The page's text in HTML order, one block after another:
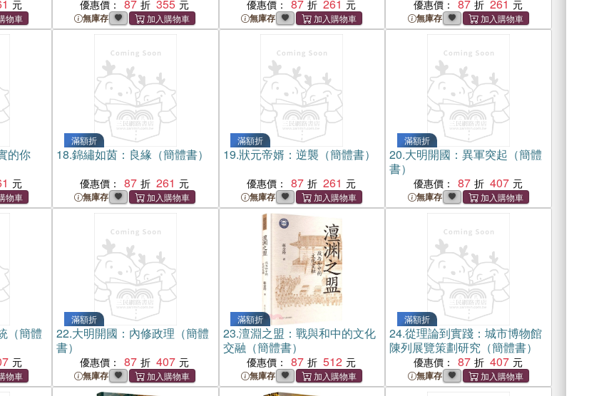
優惠價： 87 355
無庫存
優惠價： 87 261
無庫存
優惠價： 87 261
無庫存
的你
滿額折
18.錦繡如茵：良緣（簡體書）
優惠價： 87 261
無庫存
滿額折
19.狀元帝婿：逆襲（簡體書）
優惠價： 87 261
無庫存
滿額折
20.大明開國：異軍突起（簡體
書）
優惠價： 87 407
無庫存
（簡體
滿額折
22.大明開國：內修政理（簡體
書）
優惠價： 87 407
無庫存
滿額折
23.澶淵之盟：戰與和中的文化
交融（簡體書）
優惠價： 87 512
無庫存
滿額折
24.從理論到實踐：城市博物館
陳列展覽策劃研究（簡體書）
優惠價： 87 407
無庫存